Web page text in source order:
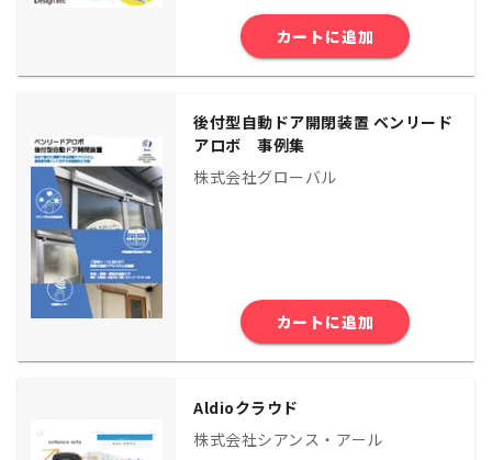
カートに追加
後付型自動ドア開閉装置 ベンリード
アロボ 事例集
株式会社グローバル
カートに追加
Aldioクラウド
株式会社シアンス・アール